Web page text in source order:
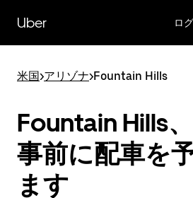
Uber ロ
米国>アリゾナ>Fountain Hills
Fountain Hills
事前に配車を
ます